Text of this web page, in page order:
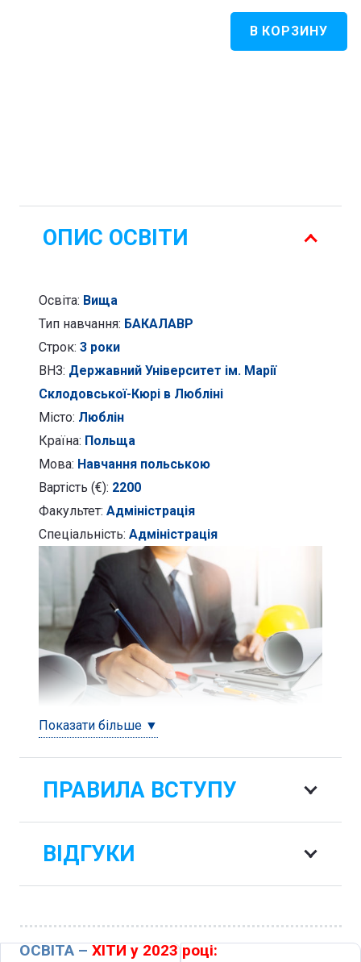
В КОРЗИНУ
ОПИС ОСВІТИ
Освіта: Вища
Тип навчання: БАКАЛАВР
Строк: 3 роки
ВНЗ: Державний Університет ім. Марії
Склодовської-Кюрі в Любліні
Місто: Люблін
Країна: Польща
Мова: Навчання польською
Вартість (€): 2200
Факультет: Адміністрація
Спеціальність: Адміністрація
Показати більше ▼
ПРАВИЛА ВСТУПУ
ВІДГУКИ
ОСВІТА – ХІТИ у 2023 році: